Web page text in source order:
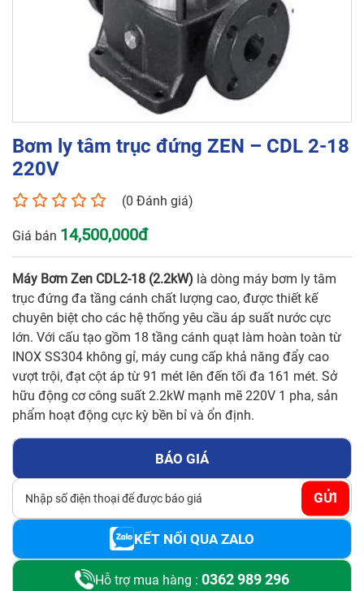
Bơm ly tâm trục đứng ZEN – CDL 2-18
220V
(0 Đánh giá)
Giá bán 14,500,000đ
Máy Bơm Zen CDL2-18 (2.2kW) là dòng máy bơm ly tâm
trục đứng đa tầng cánh chất lượng cao, được thiết kế
chuyên biệt cho các hệ thống yêu cầu áp suất nước cực
lớn. Với cấu tạo gồm 18 tầng cánh quạt làm hoàn toàn từ
INOX SS304 không gỉ, máy cung cấp khả năng đẩy cao
vượt trội, đạt cột áp từ 91 mét lên đến tối đa 161 mét. Sở
hữu động cơ công suất 2.2kW mạnh mẽ 220V 1 pha, sản
phẩm hoạt động cực kỳ bền bỉ và ổn định.
BÁO GIÁ
GỬI
KẾT NỐI QUA ZALO
Hỗ trợ mua hàng : 0362 989 296
Yêu cầu báo giá